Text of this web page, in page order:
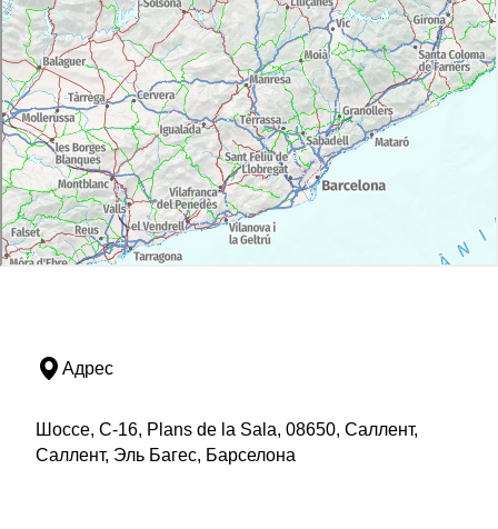
Адрес
Шоссе, C-16, Plans de la Sala, 08650, Саллент,
Саллент, Эль Багес, Барселона